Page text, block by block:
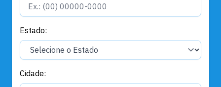
Estado:
Cidade: